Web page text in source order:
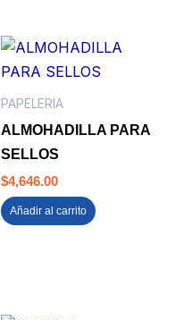
PAPELERIA
ALMOHADILLA PARA
SELLOS
$4,646.00
Añadir al carrito